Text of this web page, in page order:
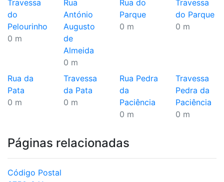
Travessa
do
Pelourinho
0 m
Rua
António
Augusto
de
Almeida
0 m
Rua do
Parque
0 m
Travessa
do Parque
0 m
Rua da
Pata
0 m
Travessa
da Pata
0 m
Rua Pedra
da
Paciência
0 m
Travessa
Pedra da
Paciência
0 m
Páginas relacionadas
Código Postal